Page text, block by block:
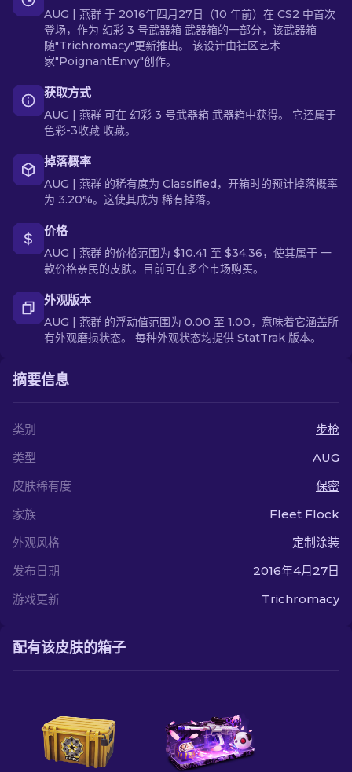
AUG | 燕群 于 2016年四月27日（10 年前）在 CS2 中首次
登场，作为 幻彩 3 号武器箱 武器箱的一部分，该武器箱
随"Trichromacy"更新推出。 该设计由社区艺术
家"PoignantEnvy"创作。
获取方式
AUG | 燕群 可在 幻彩 3 号武器箱 武器箱中获得。 它还属于
色彩-3收藏 收藏。
掉落概率
AUG | 燕群 的稀有度为 Classified，开箱时的预计掉落概率
为 3.20%。这使其成为 稀有掉落。
价格
AUG | 燕群 的价格范围为 $10.41 至 $34.36，使其属于 一
款价格亲民的皮肤。目前可在多个市场购买。
外观版本
AUG | 燕群 的浮动值范围为 0.00 至 1.00，意味着它涵盖所
有外观磨损状态。 每种外观状态均提供 StatTrak 版本。
摘要信息
类别
步枪
类型
AUG
皮肤稀有度
保密
家族
Fleet Flock
外观风格
定制涂装
发布日期
2016年4月27日
游戏更新
Trichromacy
配有该皮肤的箱子